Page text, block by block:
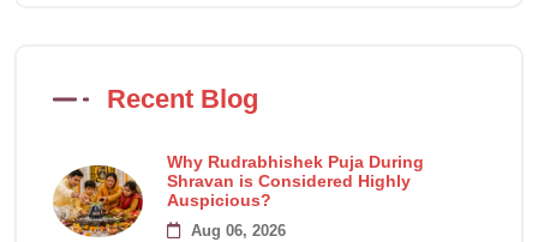
Recent Blog
Why Rudrabhishek Puja During
Shravan is Considered Highly
Auspicious?
Aug 06, 2026